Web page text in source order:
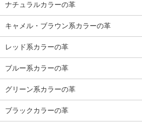
ナチュラルカラーの革
キャメル・ブラウン系カラーの革
レッド系カラーの革
ブルー系カラーの革
グリーン系カラーの革
ブラックカラーの革